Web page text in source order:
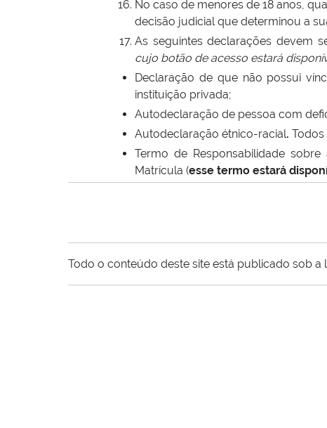
No caso de menores de 18 anos,
decisão judicial que determinou a
As seguintes declarações devem
cujo botão de acesso estará
Declaração de que não possui
instituição privada;
Autodeclaração de pessoa com
Autodeclaração étnico-racial.
Termo de Responsabilidade
Matrícula (esse termo estará
Todo o conteúdo deste site está publicado sob a